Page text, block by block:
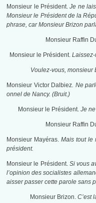
Monsieur le Président.Je ne
Monsieur le Président de la
phrase, car Monsieur Brizon
Monsieur Raffin
Monsieur le Président. Laissez-
Voulez-vous, monsieur
Monsieur Victor Dalbiez. Ne
onnel de Nancy. (Bruit.)
Monsieur le Président. Je
Monsieur Raffin
Monsieur Mayéras. Mais tout le
président.
Monsieur le Président.Si vous
l’opinion des socialistes
aisser passer cette parole sans
Monsieur Brizon.C’est